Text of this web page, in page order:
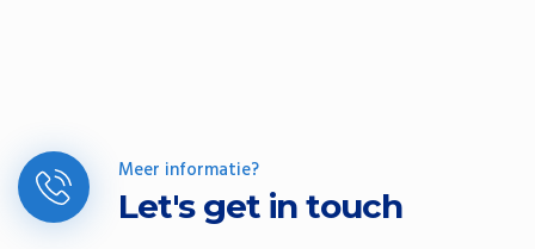
Meer informatie?
Let's get in touch